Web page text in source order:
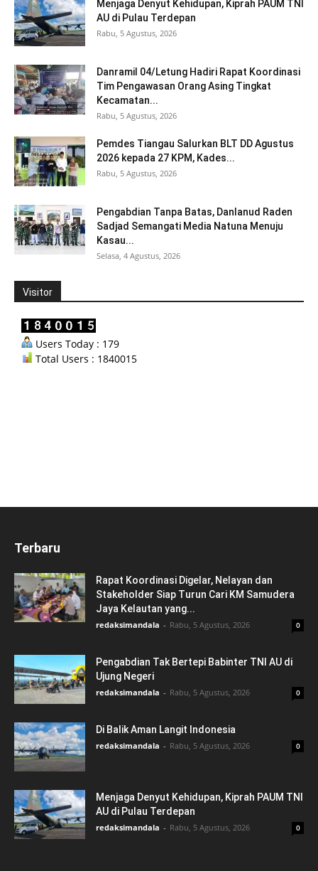
Menjaga Denyut Kehidupan, Kiprah PAUM TNI
AU di Pulau Terdepan
Rabu, 5 Agustus, 2026
Danramil 04/Letung Hadiri Rapat Koordinasi
Tim Pengawasan Orang Asing Tingkat
Kecamatan...
Rabu, 5 Agustus, 2026
Pemdes Tiangau Salurkan BLT DD Agustus
2026 kepada 27 KPM, Kades...
Rabu, 5 Agustus, 2026
Pengabdian Tanpa Batas, Danlanud Raden
Sadjad Semangati Media Natuna Menuju
Kasau...
Selasa, 4 Agustus, 2026
Visitor
Users Today : 179
Total Users : 1840015
Terbaru
Rapat Koordinasi Digelar, Nelayan dan
Stakeholder Siap Turun Cari KM Samudera
Jaya Kelautan yang...
redaksimandala - Rabu, 5 Agustus, 2026 0
Pengabdian Tak Bertepi Babinter TNI AU di
Ujung Negeri
redaksimandala - Rabu, 5 Agustus, 2026 0
Di Balik Aman Langit Indonesia
redaksimandala - Rabu, 5 Agustus, 2026 0
Menjaga Denyut Kehidupan, Kiprah PAUM TNI
AU di Pulau Terdepan
redaksimandala - Rabu, 5 Agustus, 2026 0